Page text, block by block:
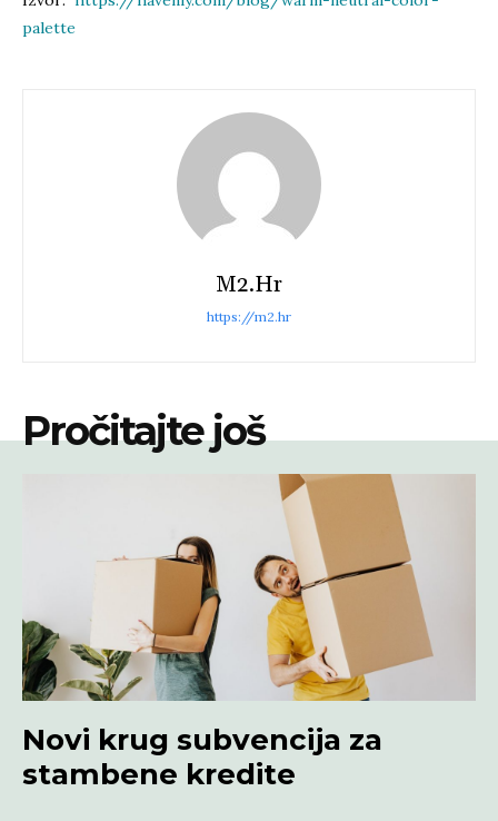
palette
M2.hr
https://m2.hr
Pročitajte još
Novi krug subvencija za
stambene kredite